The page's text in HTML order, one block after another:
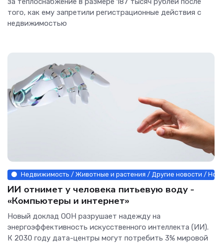
того, как ему запретили регистрационные действия с
недвижимостью
Недвижимость / Животные и растения / Другие новости /
ИИ отнимет у человека питьевую воду -
«Компьютеры и интернет»
Новый доклад ООН разрушает надежду на
энергоэффективность искусственного интеллекта (ИИ).
К 2030 году дата-центры могут потребить 3% мировой